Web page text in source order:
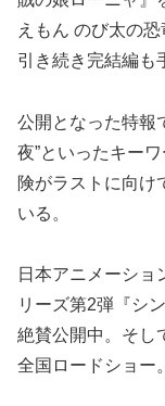
えもん のび太の
引き続き完結編も
公開となった特報
夜”といったキー
険がラストに向け
いる。
日本アニメーショ
リーズ第2弾『シ
絶賛公開中。そし
全国ロードショー。